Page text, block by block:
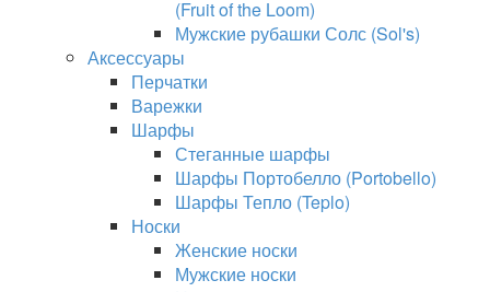
(Fruit of the Loom)
Мужские рубашки Солс (Sol's)
Аксессуары
Перчатки
Варежки
Шарфы
Стеганные шарфы
Шарфы Портобелло (Portobello)
Шарфы Тепло (Teplo)
Носки
Женские носки
Мужские носки